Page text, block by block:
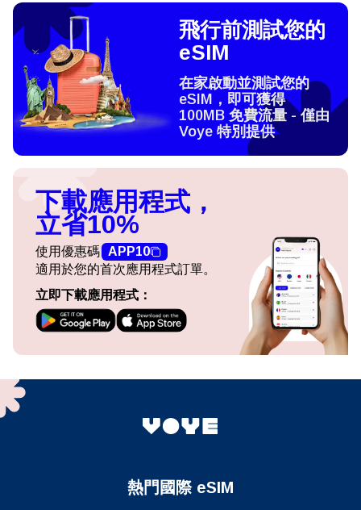
飛行前測試您的
eSIM
在家啟動並測試您的
eSIM，即可獲得
100MB 免費流量 - 僅由
Voye 特別提供
下載應用程式，
立省10%
使用優惠碼 APP10
適用於您的首次應用程式訂單。
立即下載應用程式：
熱門國際 eSIM